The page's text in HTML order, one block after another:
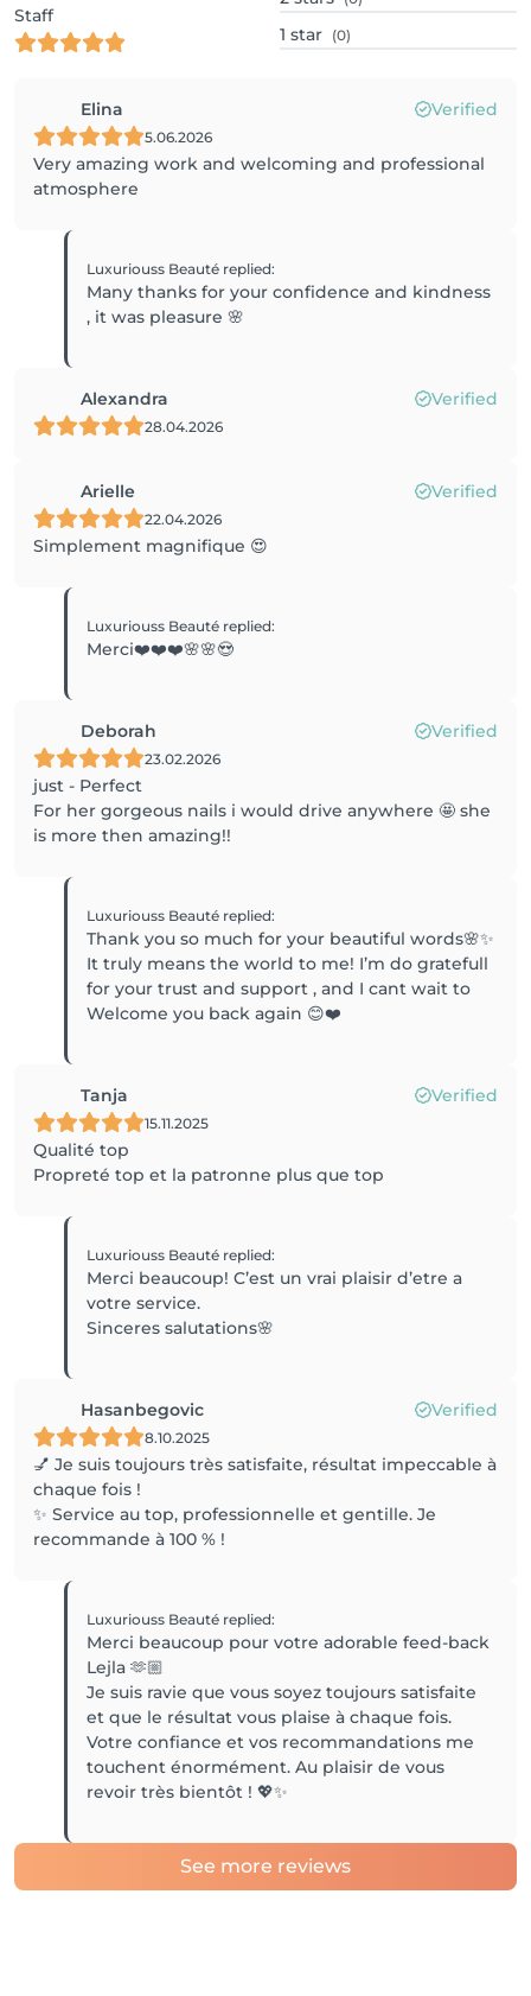
Staff
1 star (0)
Elina Verified
5.06.2026
Very amazing work and welcoming and professional
atmosphere
Luxuriouss Beauté replied:
Many thanks for your confidence and kindness
, it was pleasure 🌸
Alexandra Verified
28.04.2026
Arielle Verified
22.04.2026
Simplement magnifique 😍
Luxuriouss Beauté replied:
Merci❤️❤️❤️🌸🌸😍
Deborah Verified
23.02.2026
just - Perfect
For her gorgeous nails i would drive anywhere 🤩 she
is more then amazing!!
Luxuriouss Beauté replied:
Thank you so much for your beautiful words🌸✨
It truly means the world to me! I’m do gratefull
for your trust and support , and I cant wait to
Tanja Verified
15.11.2025
Qualité top
Propreté top et la patronne plus que top
Luxuriouss Beauté replied:
Merci beaucoup! C’est un vrai plaisir d’etre a
votre service.
Sinceres salutations🌸
Hasanbegovic Verified
8.10.2025
💅 Je suis toujours très satisfaite, résultat impeccable à
chaque fois !
✨ Service au top, professionnelle et gentille. Je
recommande à 100 % !
Luxuriouss Beauté replied:
Merci beaucoup pour votre adorable feed-back
Lejla 🫶🏼
Je suis ravie que vous soyez toujours satisfaite
et que le résultat vous plaise à chaque fois.
Votre confiance et vos recommandations me
touchent énormément. Au plaisir de vous
revoir très bientôt ! 💖✨
See more reviews